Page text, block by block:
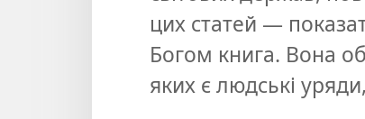
цих статей —
Богом книга. Вона
яких є людські